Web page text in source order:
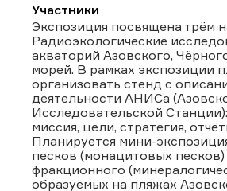
Участники
Экспозиция посвящена трём
Радиоэкологические
акваторий Азовского,
морей. В рамках экспозиции
организовать стенд с
деятельности АНИСа
Исследовательской
миссия, цели, стратегия,
Планируется мини-
песков (монацитовых песков)
фракционного
образуемых на пляжах